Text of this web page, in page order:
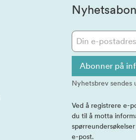
Abonner på
Nyhetsbrev sendes
Ved å registrere e-
du til å motta
e-post.